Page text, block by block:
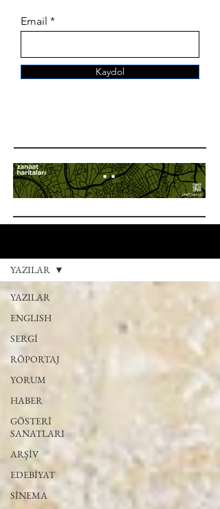
Email
Kaydol
YAZILAR
ENGLISH
SERGİ
RÖPORTAJ
YORUM
HABER
GÖSTERİ
SANATLARI
ARŞİV
EDEBİYAT
SİNEMA
YAZILAR